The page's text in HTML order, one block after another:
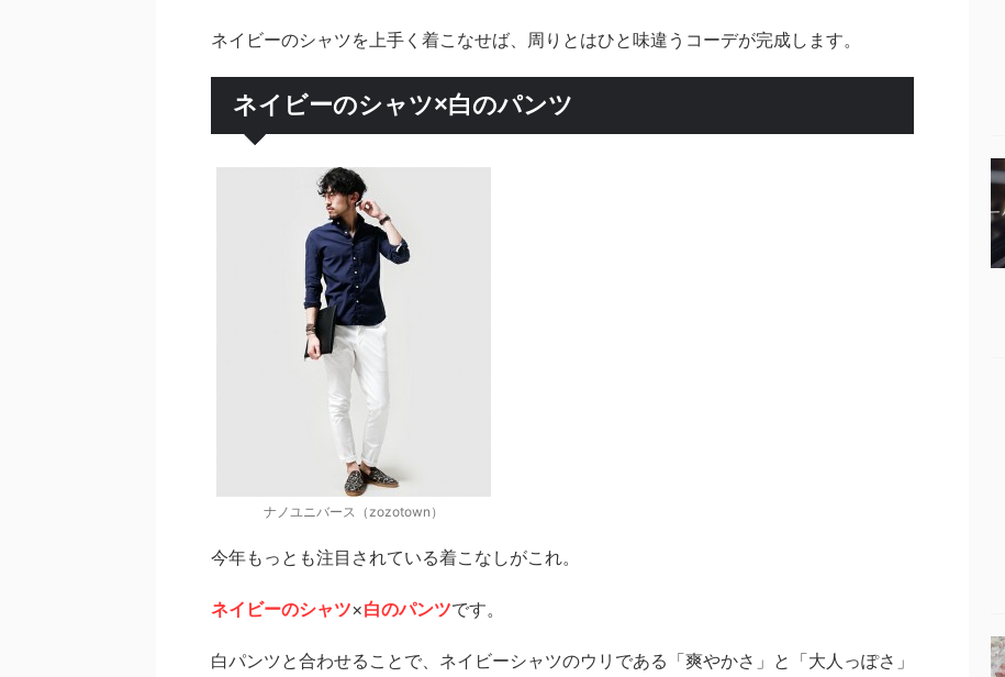
ネイビーのシャツを上手く着こなせば、周りとはひと味違うコーデが完成します。
ネイビーのシャツ×白のパンツ
ナノユニバース（zozotown）
今年もっとも注目されている着こなしがこれ。
ネイビーのシャツ×白のパンツです。
白パンツと合わせることで、ネイビーシャツのウリである「爽やかさ」と「大人っぽさ」